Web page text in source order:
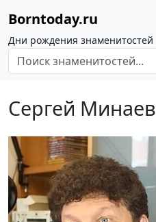
Borntoday.ru
Дни рождения знаменитостей
Сергей Минаев